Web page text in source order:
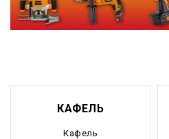
КАФЕЛЬ
Кафель